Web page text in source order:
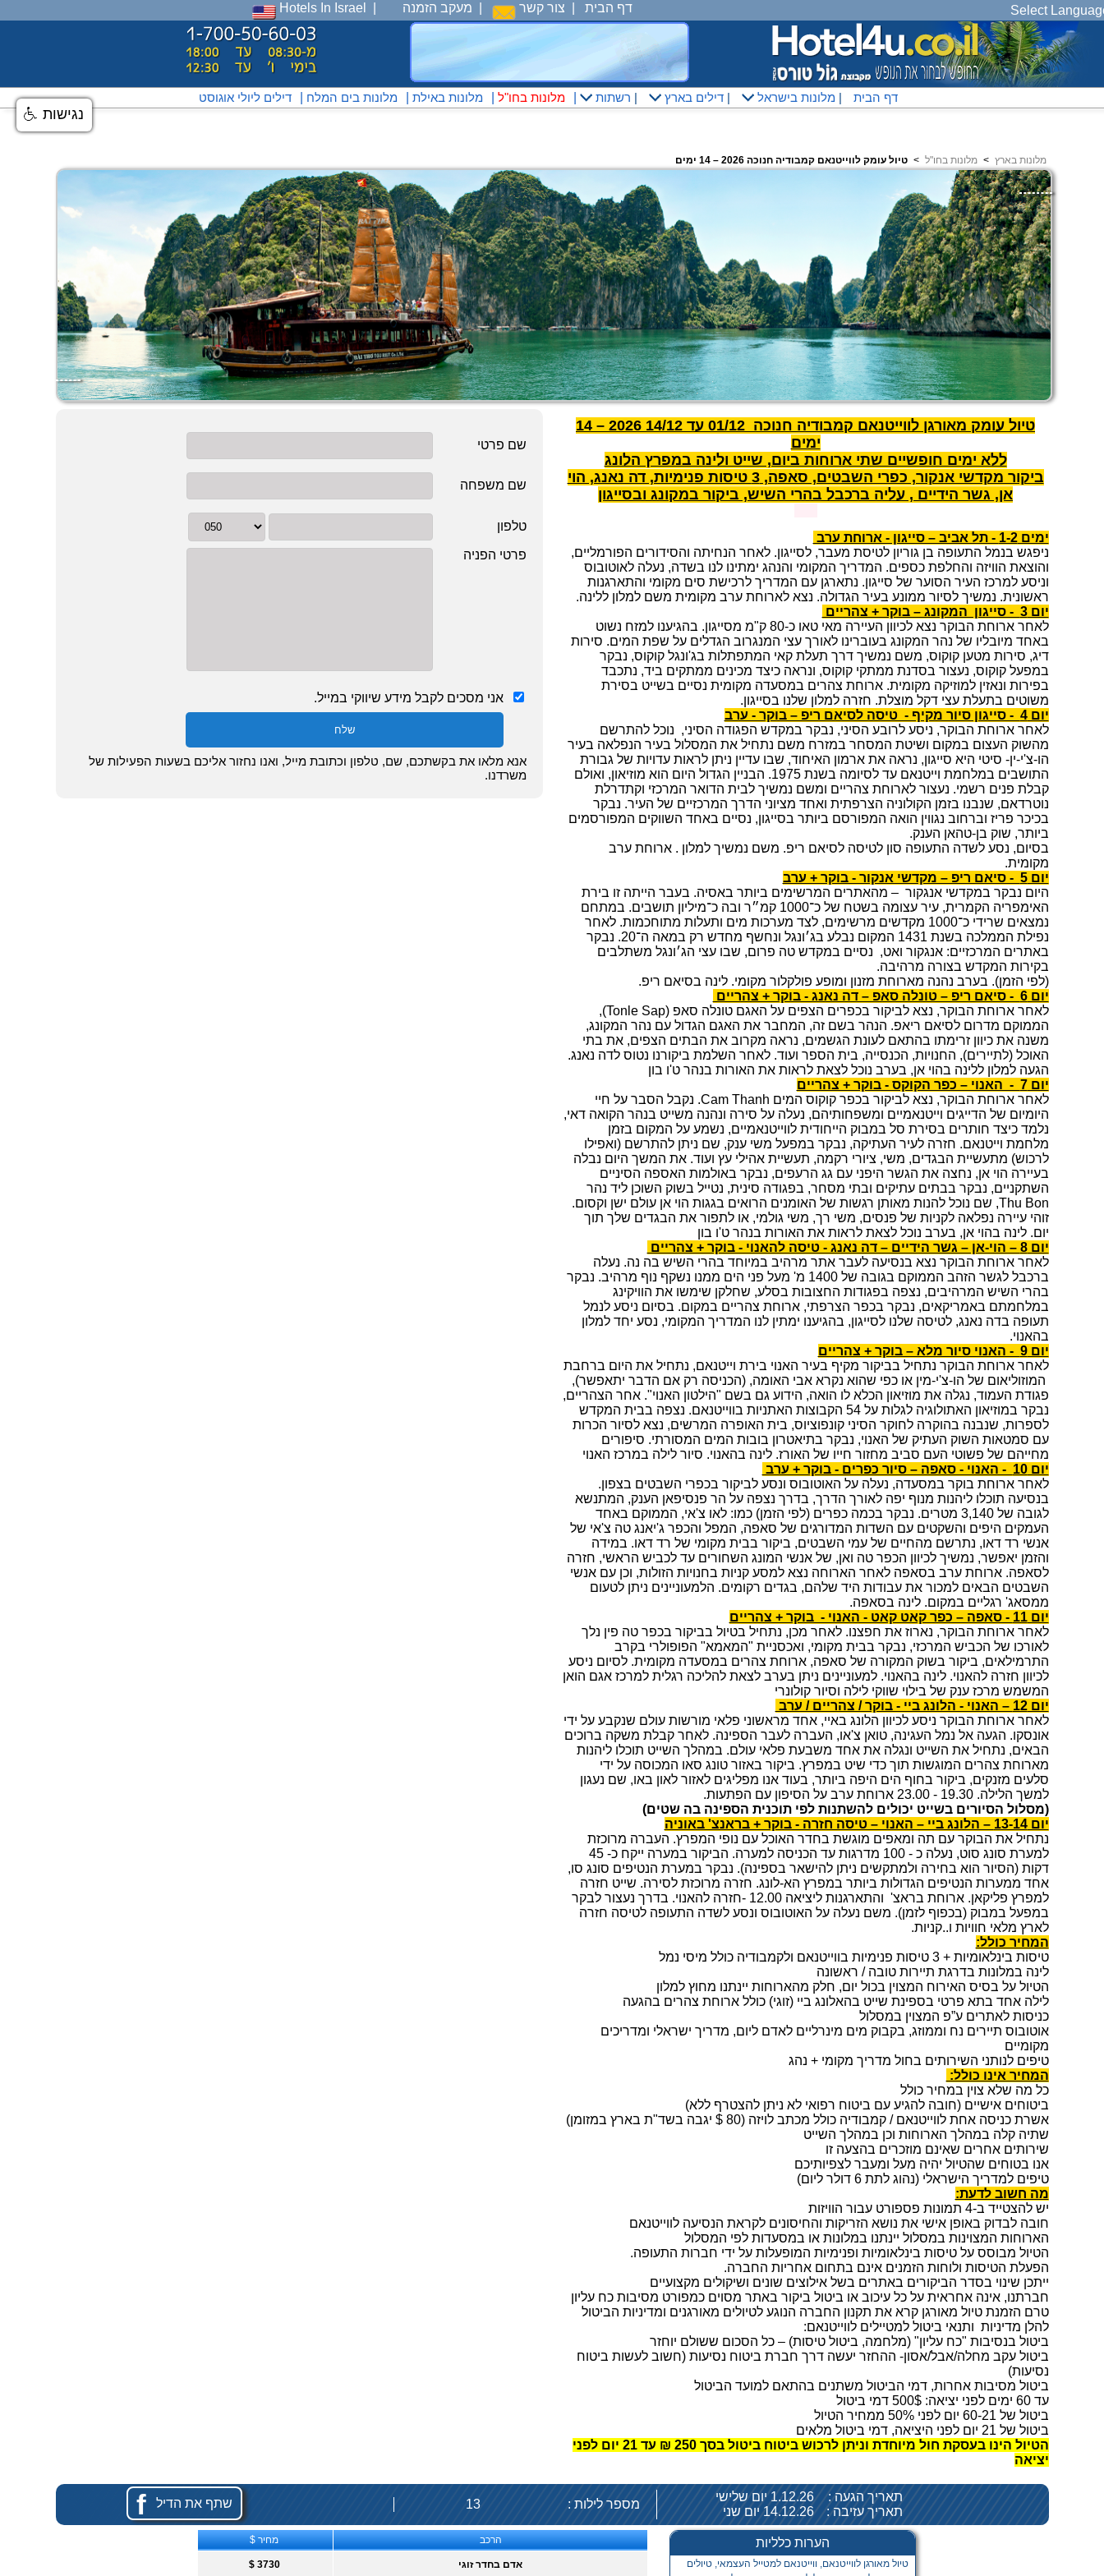
Hotels In Israel מעקב הזמנה צור קשר דף הבית Select
דילים ליולי אוגוסט מלונות בים המלח מלונות באילת מלונות בחו"ל רשתות | דילים בארץ| מלונות בישראל| דף הבית
טיול עומק לווייטנאם קמבודיה חנוכה 2026 – 14 ימים < מלונות בחו"ל < מלונות בארץ
שם פרטי
שם משפחה
טלפון
פרטי הפניה
אני מסכים לקבל מידע שיווקי במייל.
אנא מלאו את בקשתכם, שם, טלפון וכתובת מייל, ואנו נחזור אליכם בשעות הפעילות של
משרדנו.
טיול עומק מאורגן לווייטנאם קמבודיה
חנוכה 01/12 עד 14/12 2026 – 14
ימים
ללא ימים חופשיים שתי ארוחות ביום, שייט ולינה במפרץ הלונג
ביקור מקדשי אנקור, כפרי השבטים, סאפה, 3 טיסות פנימיות, דה נאנג, הוי
אן, גשר הידיים , עליה ברכבל בהרי השיש, ביקור במקונג ובסייגון
ימים 1-2 - תל אביב – סייגון - ארוחת ערב
ניפגש בנמל התעופה בן גוריון לטיסת מעבר, לסייגון. לאחר הנחיתה והסידורים הפורמליים,
והוצאת הוויזה והחלפת כספים. המדריך המקומי והנהג ימתינו לנו בשדה, נעלה לאוטובוס
וניסע למרכז העיר הסוער של סייגון. נתארגן עם המדריך לרכישת סים מקומי והתארגנות
ראשונית. נמשיך לסיור ממונע בעיר הגדולה. נצא לארוחת ערב מקומית משם למלון ללינה.
יום 3 - סייגון המקונג – בוקר + צהריים
לאחר ארוחת הבוקר נצא לכיוון העיירה מאי טאו כ-80 ק"מ מסייגון. בהגיענו למזח נשוט
באחד מיובליו של נהר המקונג בעוברינו לאורך עצי המנגרוב הגדלים על שפת המים. סירות
דיג, סירות מטען קוקוס, משם נמשיך דרך תעלת קאי המתפתלות בג'ונגל קוקוס, נבקר
במפעל קוקוס, נעצור בסדנת ממתקי קוקוס, ונראה כיצד מכינים ממתקים ביד, נתכבד
בפירות ונאזין למוזיקה מקומית. ארוחת צהרים במסעדה מקומית נסיים בשייט בסירת
משוטים בתעלת עצי דקל מוצלת. חזרה למלון שלנו בסייגון.
יום 4 - סייגון סיור מקיף - טיסה לסיאם ריפ – בוקר - ערב
לאחר ארוחת הבוקר, ניסע לרובע הסיני, נבקר במקדש הפגודה הסיני, נוכל להתרשם
מהשוק העצום במקום ושיטת המסחר במזרח משם נתחיל את המסלול בעיר הנפלאה בעיר
הו-צ'י-ין- סיטי היא סייגון, נראה את ארמון האיחוד, שבו עדיין ניתן לראות עדויות של גבורת
התושבים במלחמת וייטנאם עד לסיומה בשנת 1975. הבניין הגדול היום הוא מוזיאון, ואולם
קבלת פנים רשמי. נעצור לארוחת צהריים ומשם נמשיך לבית הדואר המרכזי וקתדרלת
נוטרדאם, שנבנו בזמן הקולוניה הצרפתית ואחד מציוני הדרך המרכזיים של העיר. נבקר
בכיכר פריז וברחוב נגווין הואה המפורסם ביותר בסייגון, נסיים באחד השווקים המפורסמים
ביותר, שוק בן-טהאן הענק.
בסיום, נסע לשדה התעופה סון לטיסה לסיאם ריפ. משם נמשיך למלון . ארוחת ערב
מקומית.
יום 5 - סיאם ריפ – מקדשי אנקור - בוקר + ערב
היום נבקר במקדשי אנגקור – מהאתרים המרשימים ביותר באסיה. בעבר הייתה זו בירת
האימפריה הקמרית, עיר עצומה בשטח של כ־1000 קמ״ר ובה כ־מיליון תושבים. במתחם
נמצאים שרידי כ־1000 מקדשים מרשימים, לצד מערכות מים ותעלות מתוחכמות. לאחר
נפילת הממלכה בשנת 1431 המקום נבלע בג׳ונגל ונחשף מחדש רק במאה ה־20. נבקר
באתרים המרכזיים: אנגקור ואט, נסיים במקדש טה פרום, שבו עצי הג׳ונגל משתלבים
בקירות המקדש בצורה מרהיבה.
(לפי הזמן). בערב נהנה מארוחת מזנון ומופע פולקלור מקומי. לינה בסיאם ריפ.
יום 6 - סיאם ריפ – טונלה סאפ – דה נאנג - בוקר + צהריים
לאחר ארוחת הבוקר, נצא לביקור בכפרים הצפים על האגם טונלה סאפ (Tonle Sap),
הממוקם מדרום לסיאם ריאפ. הנהר בשם זה, המחבר את האגם הגדול עם נהר המקונג,
משנה את כיוון זרימתו בהתאם לעונת הגשמים, נראה מקרוב את הבתים הצפים, את בתי
האוכל (לתיירים), החנויות, הכנסייה, בית הספר ועוד. לאחר השלמת ביקורנו נטוס לדה נאנג.
הגעה למלון ללינה בהוי אן, בערב נוכל לצאת לראות את האורות בנהר ט'ו בון
יום 7 - האנוי – כפר הקוקס - בוקר + צהריים
לאחר ארוחת הבוקר, נצא לביקור בכפר קוקוס המים Cam Thanh. נקבל הסבר על חיי
היומיום של הדייגים וייטנאמיים ומשפחותיהם, נעלה על סירה ונהנה משייט בנהר הקואה דאי,
נלמד כיצד חותרים בסירת סל במבוק הייחודית לווייטנאמיים, נשמע על המקום בזמן
מלחמת וייטנאם. חזרה לעיר העתיקה, נבקר במפעל משי ענק, שם ניתן להתרשם (ואפילו
לרכוש) מתעשיית הבגדים, משי, ציורי רקמה, תעשיית אהילי עץ ועוד. את המשך היום נבלה
בעיירה הוי אן, נחצה את הגשר היפני עם גג הרעפים, נבקר באולמות האספה הסיניים
השתקניים, נבקר בבתים עתיקים ובתי מסחר, בפגודה סינית, נטייל בשוק השוכן ליד נהר
Thu Bon, שם נוכל להנות מאותן רגשות של האומנים הרואים בגגות הוי אן עולם ישן וקסום.
זוהי עיירה נפלאה לקניות של פנסים, משי רך, משי גולמי, או לתפור את הבגדים שלך תוך
יום. לינה בהוי אן, בערב נוכל לצאת לראות את האורות בנהר ט'ו בון
יום 8 – הוי-אן – גשר הידיים – דה נאנג - טיסה להאנוי - בוקר + צהריים
לאחר ארוחת הבוקר נצא בנסיעה לעבר אתר מרהיב במיוחד בהרי השיש בה נה. נעלה
ברכבל לגשר הזהב הממוקם בגובה של 1400 מ' מעל פני הים ממנו נשקף נוף מרהיב. נבקר
בהרי השיש המרהיבים, נצפה בפגודות החצובות בסלע, שחלקן שימשו את הוויקינג
במלחמתם באמריקאים, נבקר בכפר הצרפתי, ארוחת צהריים במקום. בסיום ניסע לנמל
תעופה בדה נאנג, לטיסה שלנו לסייגון, בהגיענו ימתין לנו המדריך המקומי, נסע יחד למלון
בהאנוי.
יום 9 - האנוי סיור מלא – בוקר + צהריים
לאחר ארוחת הבוקר נתחיל בביקור מקיף בעיר האנוי בירת וייטנאם, נתחיל את היום ברחבת
המוזוליאום של הו-צ'י-מין או כפי שהוא נקרא אבי האומה, (הכניסה רק אם הדבר יתאפשר),
פגודת העמוד, נגלה את מוזיאון הכלא לו הואה, הידוע גם בשם "הילטון האנוי". אחר הצהריים,
נבקר במוזיאון האתולוגיה לגלות על 54 הקבוצות האתניות בווייטנאם. נצפה בבית המקדש
לספרות, שנבנה בהוקרה לחוקר הסיני קונפוציוס, בית האופרה המרשים, נצא לסיור הכרות
עם סמטאות השוק העתיק של האנוי, נבקר בתיאטרון בובות המים המסורתי. סיפורים
מחייהם של פשוטי העם סביב מחזור חייו של האורז. לינה בהאנוי. סיור לילה במרכז האנוי
יום 10 - האנוי - סאפה – סיור כפרים - בוקר + ערב
לאחר ארוחת בוקר במסעדה, נעלה על האוטובוס ונסע לביקור בכפרי השבטים בצפון.
בנסיעה תוכלו ליהנות מנוף יפה לאורך הדרך, בדרך נצפה על הר פנסיפאן הענק, המתנשא
לגובה של 3,140 מטרים. נבקר בכמה כפרים (לפי הזמן) כמו: לאו צ'אי, הממוקם באחד
העמקים היפים והשקטים עם השדות המדורגים של סאפה, המפל והכפר ג'יאנג טה צ'אי של
אנשי רד דאו, נתרשם מהחיים של עמי השבטים, ביקור בבית מקומי של רד דאו. במידה
והזמן יאפשר, נמשיך לכיוון הכפר טה ואן, של אנשי המונג השחורים עד לכביש הראשי, חזרה
לסאפה. ארוחת ערב בסאפה לאחר הארוחה נצא למסע קניות בחנויות הזולות, וכן עם אנשי
השבטים הבאים למכור את עבודות היד שלהם, בגדים רקומים. הלמעוניינים ניתן לטעום
ממסאג' רגליים במקום. לינה בסאפה.
יום 11 - סאפה – כפר קאט קאט - האנוי - בוקר + צהריים
לאחר ארוחת הבוקר, נארוז את חפצנו. לאחר מכן, נתחיל בטיול בביקור בכפר טה פין נלך
לאורכו של הכביש המרכזי, נבקר בבית מקומי, ואכסניית "המאמא" הפופולרי בקרב
התרמילאים, ביקור בשוק המקורה של סאפה, ארוחת צהרים במסעדה מקומית. לסיום ניסע
לכיוון חזרה להאנוי. לינה בהאנוי. למעוניינים ניתן בערב לצאת להליכה רגלית למרכז אגם הואן
המשמש מרכז ענק של בילוי שווקי לילה וסיור קולונרי
יום 12 – האנוי - הלונג ביי - בוקר / צהריים / ערב
לאחר ארוחת הבוקר ניסע לכיוון הלונג באיי, אחד מראשוני פלאי מורשות עולם שנקבע על ידי
אונסקו. הגעה אל נמל העגינה, טואן צ'או, העברה לעבר הספינה. לאחר קבלת משקה ברוכים
הבאים, נתחיל את השייט ונגלה את אחד משבעת פלאי עולם. במהלך השייט תוכלו ליהנות
מארוחת צהרים המוגשות תוך כדי שיט במפרץ. ביקור באזור טונג סאו המכוסה על ידי
סלעים מזנקים, ביקור בחוף הים היפה ביותר, בעוד אנו מפליגים לאזור לאון באו, שם נעגון
למשך הלילה. 19.30 - 23.00 ארוחת ערב על הסיפון עם הפתעות.
(מסלול הסיורים בשייט יכולים להשתנות לפי תוכנית הספינה בה שטים)
יום 13-14 – הלונג ביי – האנוי – טיסה חזרה - בוקר + בראנצ' באוניה
נתחיל את הבוקר עם תה ומאפים מוגשת בחדר האוכל עם נופי המפרץ. העברה מרוכזת
למערת סונג סוט, נעלה כ - 100 מדרגות עד הכניסה למערה. הביקור במערה ייקח כ- 45
דקות (הסיור הוא בחירה ולמתקשים ניתן להישאר בספינה). נבקר במערת הנטיפים סונג סו,
אחד ממערות הנטיפים הגדולות ביותר במפרץ הא-לונג. חזרה מרוכזת לסירה. שייט חזרה
למפרץ פליקאן. ארוחת בראצ' והתארגנות ליציאה 12.00 -חזרה להאנוי. בדרך נעצור לבקר
במפעל במבוק (בכפוף לזמן). משם נעלה על האוטובוס ונסע לשדה התעופה לטיסה חזרה
לארץ מלאי חוויות ו..קניות.
המחיר כולל:
טיסות בינלאומיות + 3 טיסות פנימיות בווייטנאם ולקמבודיה כולל מיסי נמל
לינה במלונות בדרגת תיירות טובה / ראשונה
הטיול על בסיס האירוח המצוין בכול יום, חלק מהארוחות יינתנו מחוץ למלון
לילה אחד בתא פרטי בספינת שייט בהאלונג ביי (זוגי) כולל ארוחת צהרים בהגעה
כניסות לאתרים ע”פ המצוין במסלול
אוטובוס תיירים נח וממוזג, בקבוק מים מינרליים לאדם ליום, מדריך ישראלי ומדריכים
מקומיים
טיפים לנותני השירותים בחול מדריך מקומי + נהג
המחיר אינו כולל:
כל מה שלא צוין במחיר כולל
ביטוחים אישיים (חובה להגיע עם ביטוח רפואי לא ניתן להצטרף ללא)
אשרת כניסה אחת לווייטנאם / קמבודיה כולל מכתב לויזה (80 $ יגבה בשד"ת בארץ במזומן)
שתיה קלה במהלך הארוחות וכן במהלך השייט
שירותים אחרים שאינם מוזכרים בהצעה זו
אנו בטוחים שהטיול יהיה מעל ומעבר לצפיותיכם
טיפים למדריך הישראלי (נהוג לתת 6 דולר ליום)
מה חשוב לדעת:
יש להצטייד ב-4 תמונות פספורט עבור הוויזות
חובה לבדוק באופן אישי את נושא הזריקות והחיסונים לקראת הנסיעה לווייטנאם
הארוחות המצוינות במסלול יינתנו במלונות או במסעדות לפי המסלול
הטיול מבוסס על טיסות בינלאומיות ופנימיות המופעלות על ידי חברות התעופה.
הפעלת הטיסות ולוחות הזמנים אינם בתחום אחריות החברה.
ייתכן שינוי בסדר הביקורים באתרים בשל אילוצים שונים ושיקולים מקצועיים
חברתנו, אינה אחראית על כל עיכוב או ביטול ביקור באתר מסוים כמפורט מסיבות כח עליון
טרם הזמנת טיול מאורגן קרא את תקנון החברה הנוגע לטיולים מאורגנים ומדיניות הביטול
להלן מדיניות ותנאי ביטול למטיילים לווייטנאם:
ביטול בנסיבות "כח עליון" (מלחמה, ביטול טיסות) – כל הסכום ששולם יוחזר
ביטול עקב מחלה/אבל/אסון- ההחזר יעשה דרך חברת ביטוח נסיעות (חשוב לעשות ביטוח
נסיעות)
ביטול מסיבות אחרות, דמי הביטול משתנים בהתאם למועד הביטול
עד 60 ימים לפני יציאה: 500$ דמי ביטול
ביטול של 60-21 יום לפני 50% ממחיר הטיול
ביטול של 21 יום לפני היציאה, דמי ביטול מלאים
הטיול הינו בעסקת חול מיוחדת וניתן לרכוש ביטוח ביטול בסך 250 ₪ עד 21 יום לפני
יציאה
f שתף את הדיל מספר לילות : 13
תאריך הגעה :
1.12.26 יום שלישי
תאריך עזיבה :
14.12.26 יום שני
מחיר $ הרכב
$ 3730 אדם בחדר זוגי
הערות כלליות
טיול מאורגן לווייטנאם, ווייטנאם למטייל העצמאי, טיולים
נגישות